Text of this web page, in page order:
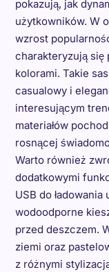
pokazują, jak
użytkowników. W
wzrost
charakteryzują się
kolorami. Takie
casualowy i
interesującym
materiałów
rosnącej
Warto również
dodatkowymi
USB do
wodoodporne
przed deszczem.
ziemi oraz
z różnymi